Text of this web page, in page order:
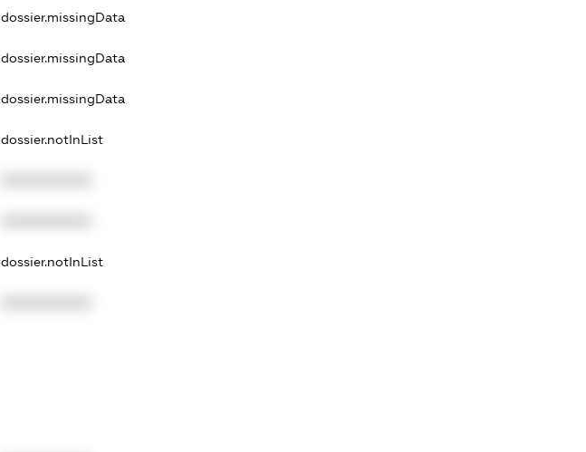
dossier.missingData
dossier.missingData
dossier.missingData
dossier.notInList
dossier.notInList